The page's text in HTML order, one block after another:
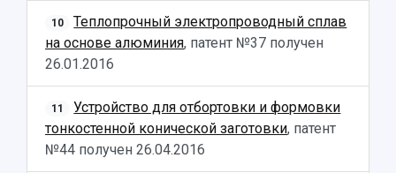
Сведения об образовательной организации
Официальные документы
10
Теплопрочный электропроводный сплав
на основе алюминия, патент №37 получен
26.01.2016
11
Устройство для отбортовки и формовки
тонкостенной конической заготовки, патент
№44 получен 26.04.2016